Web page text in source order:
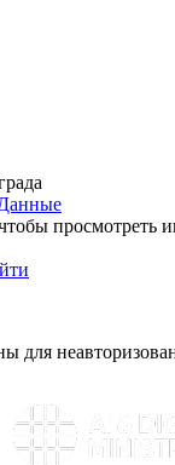
просмотреть
для